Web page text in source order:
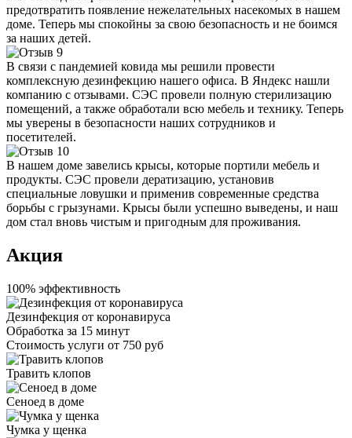
предотвратить появление нежелательных насекомых в нашем
доме. Теперь мы спокойны за свою безопасность и не боимся
за наших детей.
В связи с пандемией ковида мы решили провести
комплексную дезинфекцию нашего офиса. В Яндекс нашли
компанию с отзывами. СЭС провели полную стерилизацию
помещений, а также обработали всю мебель и технику. Теперь
мы уверены в безопасности наших сотрудников и
посетителей.
В нашем доме завелись крысы, которые портили мебель и
продукты. СЭС провели дератизацию, установив
специальные ловушки и применив современные средства
борьбы с грызунами. Крысы были успешно выведены, и наш
дом стал вновь чистым и пригодным для проживания.
Акция
100% эффективность
Дезинфекция от коронавируса
Обработка за 15 минут
Стоимость услуги от 750 руб
Травить клопов
Сеноед в доме
Чумка у щенка